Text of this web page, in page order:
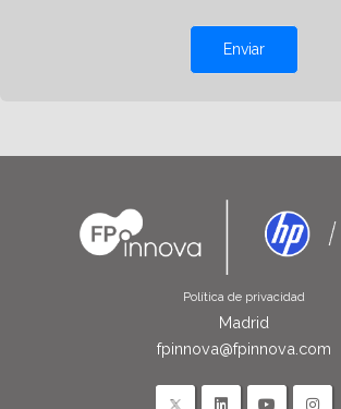
Enviar
Política de privacidad
Madrid
fpinnova@fpinnova.com